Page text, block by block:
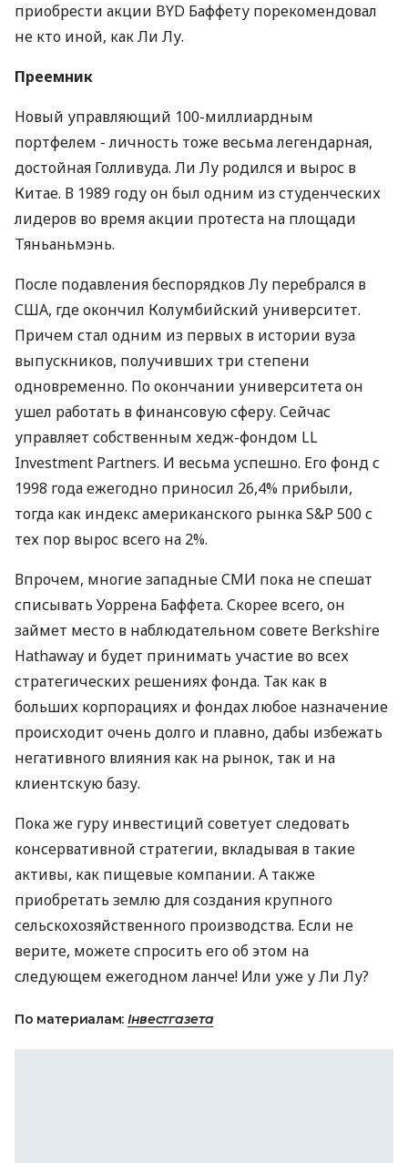
приобрести акции BYD Баффету порекомендовал
не кто иной, как Ли Лу.
Преемник
Новый управляющий 100-миллиардным
портфелем - личность тоже весьма легендарная,
достойная Голливуда. Ли Лу родился и вырос в
Китае. В 1989 году он был одним из студенческих
лидеров во время акции протеста на площади
Тяньаньмэнь.
После подавления беспорядков Лу перебрался в
США, где окончил Колумбийский университет.
Причем стал одним из первых в истории вуза
выпускников, получивших три степени
одновременно. По окончании университета он
ушел работать в финансовую сферу. Сейчас
управляет собственным хедж-фондом LL
Investment Partners. И весьма успешно. Его фонд с
1998 года ежегодно приносил 26,4% прибыли,
тогда как индекс американского рынка S&P 500 с
тех пор вырос всего на 2%.
Впрочем, многие западные СМИ пока не спешат
списывать Уоррена Баффета. Скорее всего, он
займет место в наблюдательном совете Berkshire
Hathaway и будет принимать участие во всех
стратегических решениях фонда. Так как в
больших корпорациях и фондах любое назначение
происходит очень долго и плавно, дабы избежать
негативного влияния как на рынок, так и на
клиентскую базу.
Пока же гуру инвестиций советует следовать
консервативной стратегии, вкладывая в такие
активы, как пищевые компании. А также
приобретать землю для создания крупного
сельскохозяйственного производства. Если не
верите, можете спросить его об этом на
следующем ежегодном ланче! Или уже у Ли Лу?
По материалам: Інвестгазета